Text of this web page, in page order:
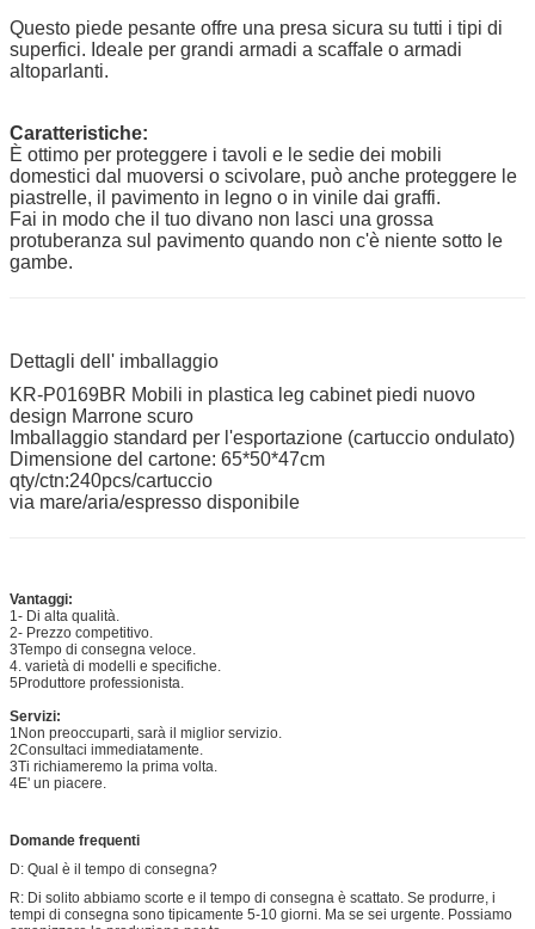
Questo piede pesante offre una presa sicura su tutti i tipi di
superfici. Ideale per grandi armadi a scaffale o armadi
altoparlanti.
Caratteristiche:
È ottimo per proteggere i tavoli e le sedie dei mobili
domestici dal muoversi o scivolare, può anche proteggere le
piastrelle, il pavimento in legno o in vinile dai graffi.
Fai in modo che il tuo divano non lasci una grossa
protuberanza sul pavimento quando non c'è niente sotto le
gambe.
Dettagli dell' imballaggio
KR-P0169BR Mobili in plastica leg cabinet piedi nuovo
design Marrone scuro
Imballaggio standard per l'esportazione (cartuccio ondulato)
Dimensione del cartone: 65*50*47cm
qty/ctn:240pcs/cartuccio
via mare/aria/espresso disponibile
Vantaggi:
1- Di alta qualità.
2- Prezzo competitivo.
3Tempo di consegna veloce.
4. varietà di modelli e specifiche.
5Produttore professionista.
Servizi:
1Non preoccuparti, sarà il miglior servizio.
2Consultaci immediatamente.
3Ti richiameremo la prima volta.
4E' un piacere.
Domande frequenti
D: Qual è il tempo di consegna?
R: Di solito abbiamo scorte e il tempo di consegna è scattato. Se produrre, i
tempi di consegna sono tipicamente 5-10 giorni. Ma se sei urgente. Possiamo